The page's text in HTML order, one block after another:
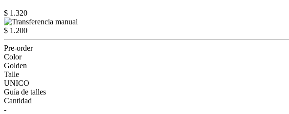
$ 1.320
$ 1.200
Pre-order
Color
Golden
Talle
UNICO
Guía de talles
Cantidad
-